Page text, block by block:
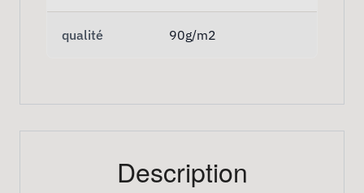
qualité 90g/m2
Description